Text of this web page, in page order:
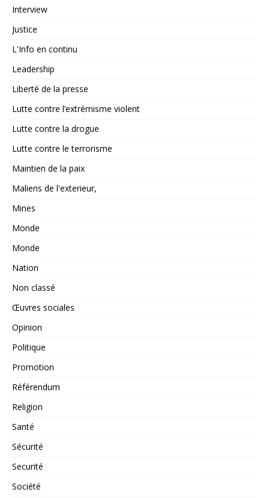
Interview
Justice
L'Info en continu
Leadership
Liberté de la presse
Lutte contre l’extrémisme violent
Lutte contre la drogue
Lutte contre le terrorisme
Maintien de la paix
Maliens de l'exterieur,
Mines
Monde
Monde
Nation
Non classé
Œuvres sociales
Opinion
Politique
Promotion
Référendum
Religion
Santé
Sécurité
Securité
Société